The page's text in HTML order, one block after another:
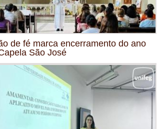
de fé marca encerramento do ano
São José